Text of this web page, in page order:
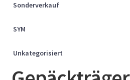
Sonderverkauf
SYM
Unkategorisiert